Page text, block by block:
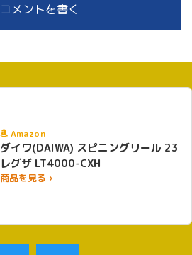
コメントを書く
Amazon
ダイワ(DAIWA) スピニングリール 23
レグザ LT4000-CXH
商品を見る ›